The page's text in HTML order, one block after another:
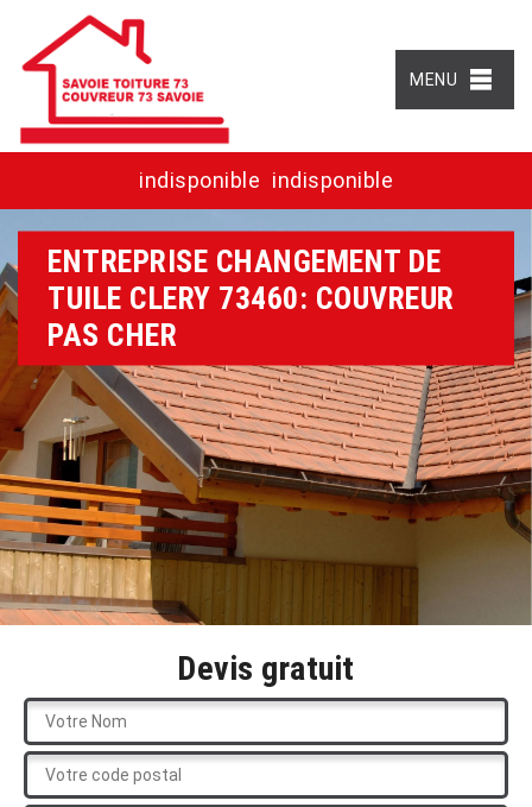
MENU
indisponible indisponible
ENTREPRISE CHANGEMENT DE
TUILE CLERY 73460: COUVREUR
PAS CHER
Devis gratuit